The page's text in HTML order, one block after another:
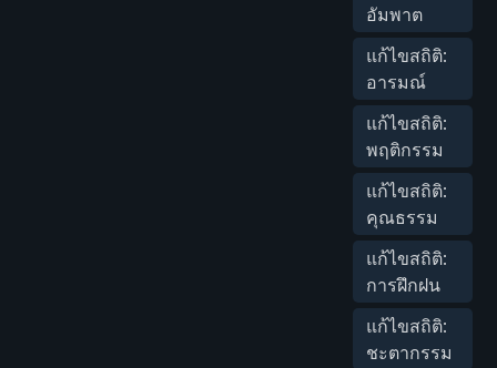
อัมพาต
แก้ไขสถิติ:
อารมณ์
แก้ไขสถิติ:
พฤติกรรม
แก้ไขสถิติ:
คุณธรรม
แก้ไขสถิติ:
การฝึกฝน
แก้ไขสถิติ:
ชะตากรรม